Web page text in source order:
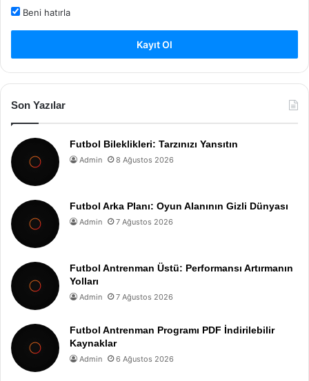
Beni hatırla
Kayıt Ol
Son Yazılar
Futbol Bileklikleri: Tarzınızı Yansıtın
Admin 8 Ağustos 2026
Futbol Arka Planı: Oyun Alanının Gizli Dünyası
Admin 7 Ağustos 2026
Futbol Antrenman Üstü: Performansı Artırmanın
Yolları
Admin 7 Ağustos 2026
Futbol Antrenman Programı PDF İndirilebilir
Kaynaklar
Admin 6 Ağustos 2026